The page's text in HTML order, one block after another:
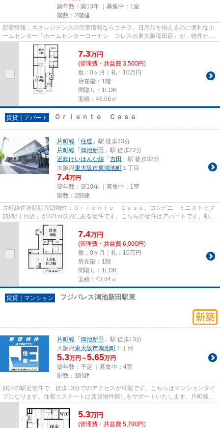
築年数：築13年 ｜募集中： 1室
階数：2階建
新着情報：ネオレジデンスの空室情報ならコチラ。日用品を揃えるのに便利なホ
ームセンター「ホームセンターコーナン フレスポ東大阪稲田店」が、物件から
209mのところにあります。こ...
7.3万円
(管理費・共益費 3,500円)
敷：0ヶ月｜礼：10万円
所在階：1階
間取り：1LDK
面積：46.06㎡
賃貸｜アパート Ｏｒｉｅｎｔｅ Ｃａｓａ
片町線 「 住道 」駅 徒歩23分
片町線 「 鴻池新田 」駅 徒歩22分
近鉄けいはんな線 「 吉田 」駅 徒歩32分
大阪府東大阪市東鴻池町 １丁目
7.4万円
築年数：築10年 ｜募集中： 1室
階数：2階建
片町線住道駅駅周辺物件：Ｏｒｉｅｎｔｅ Ｃａｓａ。コンビニ「ミニストップ
加納8丁目店」が321m以内にある物件です。こちらの物件はアパートです。眺望
良好なエリアで魅力的です。物...
7.4万円
(管理費・共益費 6,000円)
敷：0ヶ月｜礼：10万円
所在階：1階
間取り：1LDK
面積：43.84㎡
賃貸｜マンション フジパレス鴻池新田駅東
片町線 「 鴻池新田 」駅 徒歩13分
大阪府東大阪市鴻池町 １丁目
5.3万円～5.65万円
築年数：予定 ｜募集中： 4室
階数：3階建
好評の駅近物件で、徒歩13分でのアクセスが可能です。こちらはマンションタイ
プになります。住都エステートは賃貸物件探しをサポートいたします。片町線鴻
5.3万円
(管理費・共益費 5,700円)